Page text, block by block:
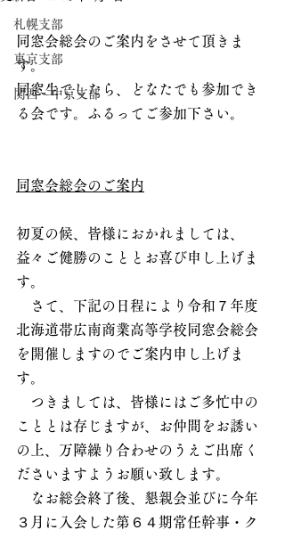
札幌支部
東京支部
関西・中京支部
同窓会総会のご案内をさせて頂きま
す。
同窓生でしたら、どなたでも参加でき
る会です。ふるってご参加下さい。
同窓会総会のご案内
初夏の候、皆様におかれましては、
益々ご健勝のこととお喜び申し上げま
す。
さて、下記の日程により令和７年度
北海道帯広南商業高等学校同窓会総会
を開催しますのでご案内申し上げま
す。
つきましては、皆様にはご多忙中の
こととは存じますが、お仲間をお誘い
の上、万障繰り合わせのうえご出席く
ださいますようお願い致します。
なお総会終了後、懇親会並びに今年
３月に入会した第６４期常任幹事・ク